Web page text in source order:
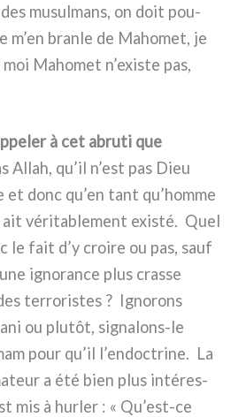
musul­mans, on doit pou­
bran­le de Mahomet, je
moi Mahomet n’existe pas,
à cet abru­ti que
Allah, qu’il n’est pas Dieu
donc qu’en tant qu’homme
ait véri­ta­ble­ment exi­sté. Quel
le fait d’y croi­re ou pas, sauf
igno­ran­ce plus cras­se
ter­ro­ri­stes ? Ignorons
ou plu­tôt, signalons-le
pour qu’il l’endoctrine. La
a été bien plus inté­res­
mis à hur­ler : « Qu’est-ce